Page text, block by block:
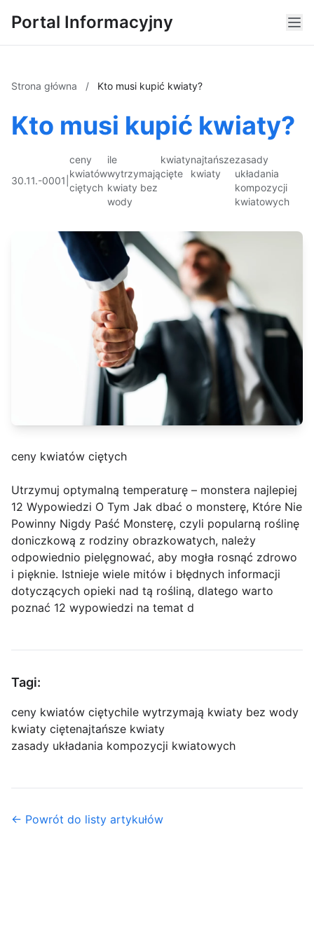
Portal Informacyjny
Strona główna / Kto musi kupić kwiaty?
Kto musi kupić kwiaty?
30.11.-0001
ceny
kwiatów
ciętych
ile
wytrzymają
kwiaty bez
wody
kwiaty
cięte
najtańsze
kwiaty
zasady
układania
kompozycji
kwiatowych
ceny kwiatów ciętych
Utrzymuj optymalną temperaturę – monstera najlepiej
12 Wypowiedzi O Tym Jak dbać o monsterę, Które Nie
Powinny Nigdy Paść Monsterę, czyli popularną roślinę
doniczkową z rodziny obrazkowatych, należy
odpowiednio pielęgnować, aby mogła rosnąć zdrowo
i pięknie. Istnieje wiele mitów i błędnych informacji
dotyczących opieki nad tą rośliną, dlatego warto
poznać 12 wypowiedzi na temat d
Tagi:
ceny kwiatów ciętychile wytrzymają kwiaty bez wody
kwiaty ciętenajtańsze kwiaty
zasady układania kompozycji kwiatowych
← Powrót do listy artykułów